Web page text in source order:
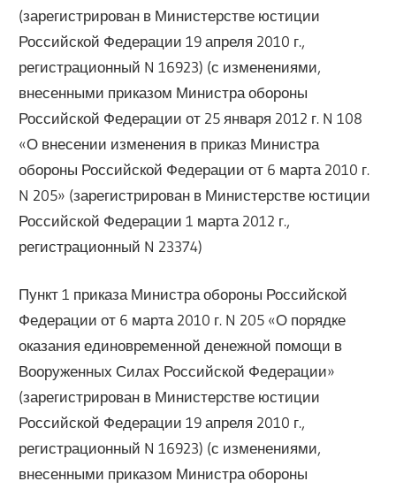
(зарегистрирован в Министерстве юстиции
Российской Федерации 19 апреля 2010 г.,
регистрационный N 16923) (с изменениями,
внесенными приказом Министра обороны
Российской Федерации от 25 января 2012 г. N 108
«О внесении изменения в приказ Министра
обороны Российской Федерации от 6 марта 2010 г.
N 205» (зарегистрирован в Министерстве юстиции
Российской Федерации 1 марта 2012 г.,
регистрационный N 23374)
Пункт 1 приказа Министра обороны Российской
Федерации от 6 марта 2010 г. N 205 «О порядке
оказания единовременной денежной помощи в
Вооруженных Силах Российской Федерации»
(зарегистрирован в Министерстве юстиции
Российской Федерации 19 апреля 2010 г.,
регистрационный N 16923) (с изменениями,
внесенными приказом Министра обороны